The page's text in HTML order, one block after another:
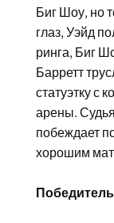
Биг Шоу, но
глаз, Уэйд
ринга, Биг
Барретт
статуэтку с
арены.
побеждает
хорошим